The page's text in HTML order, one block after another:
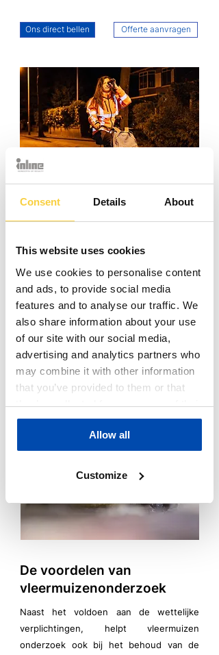
Consent Details About
This website uses cookies
We use cookies to personalise content
and ads, to provide social media
features and to analyse our traffic. We
also share information about your use
of our site with our social media,
advertising and analytics partners who
may combine it with other information
that you’ve provided to them or that
they’ve collected from your use of their
services.
Allow all
Customize
Ons direct bellen Offerte aanvragen
Waarom is onderzoek
vleermuizen spouwmuur
spouwmuren. Voor verbouwen of
verduurzamen van gebouwen is
onderzoek vleermuizen spouwmuur
daarom cruciaal én verplicht. Het
vleermuizenonderzoek in spouwmuren
zorgt er namelijk voor dat vleermuizen
worden beschermd. Equipe Adviseurs
brengt de situatie rondom vleermuizen
De voordelen van
vleermuizenonderzoek
Naast het voldoen aan de wettelijke
verplichtingen, helpt vleermuizen
onderzoek ook bij het behoud van de